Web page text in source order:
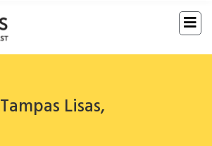
Tampas Lisas,